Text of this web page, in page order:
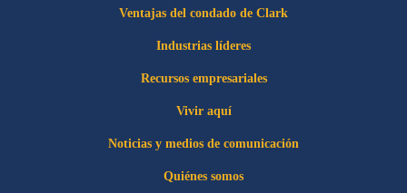
Ventajas del condado de Clark
Industrias líderes
Recursos empresariales
Vivir aquí
Noticias y medios de comunicación
Quiénes somos